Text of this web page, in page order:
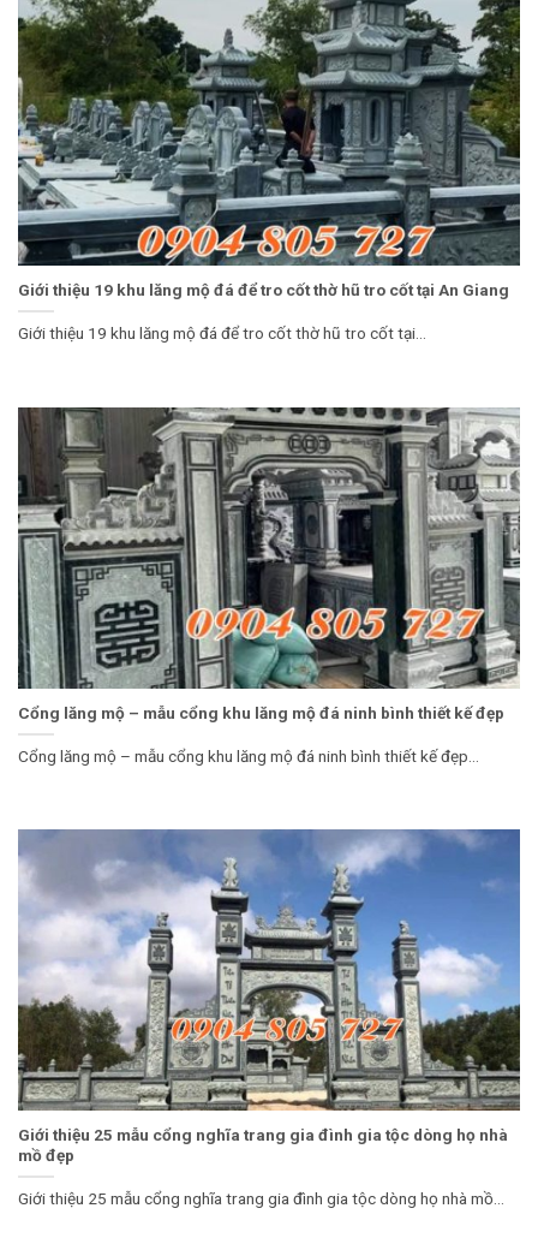
Giới thiệu 19 khu lăng mộ đá để tro cốt thờ hũ tro cốt tại An Giang
Giới thiệu 19 khu lăng mộ đá để tro cốt thờ hũ tro cốt tại...
Cổng lăng mộ – mẫu cổng khu lăng mộ đá ninh bình thiết kế đẹp
Cổng lăng mộ – mẫu cổng khu lăng mộ đá ninh bình thiết kế đẹp...
Giới thiệu 25 mẫu cổng nghĩa trang gia đình gia tộc dòng họ nhà
mồ đẹp
Giới thiệu 25 mẫu cổng nghĩa trang gia đình gia tộc dòng họ nhà mồ...